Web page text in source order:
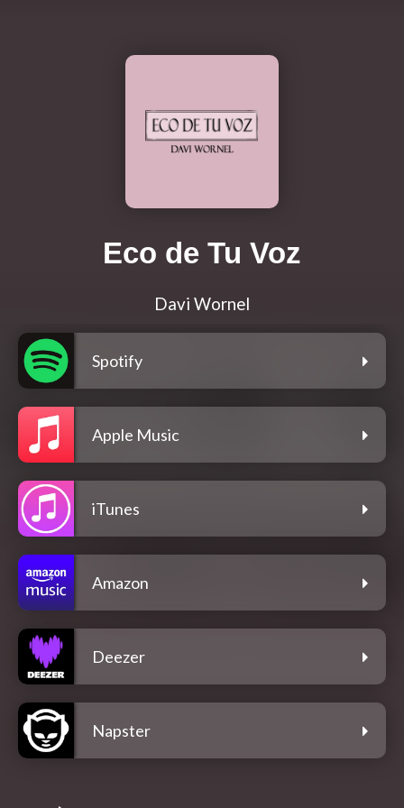
Eco de Tu Voz
Davi Wornel
Spotify
Apple Music
iTunes
Amazon
Deezer
Napster